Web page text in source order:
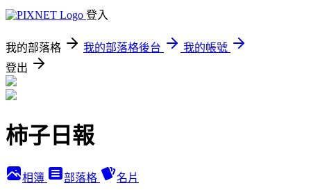
登入
我的部落格 我的部落格後台
我的帳號
登出
柿子日報
相簿 部落格 名片